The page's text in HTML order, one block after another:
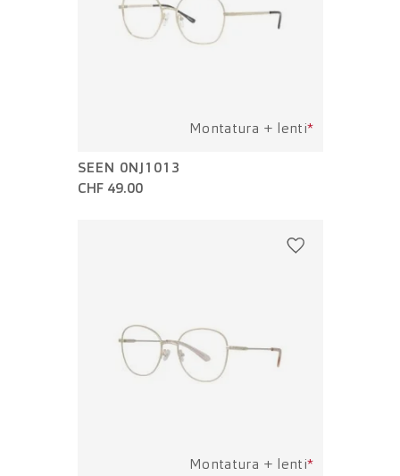
Montatura + lenti*
SEEN 0NJ1013
CHF 49.00
Montatura + lenti*